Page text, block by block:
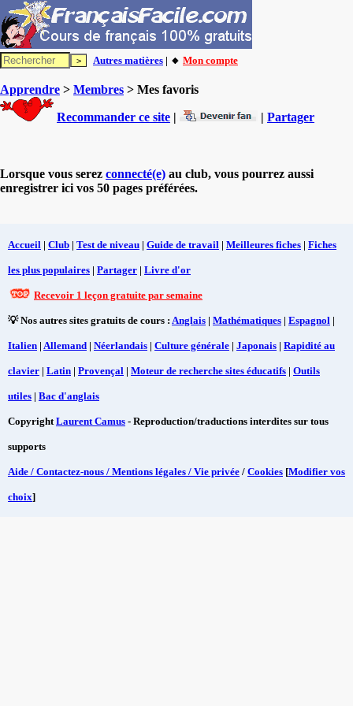
Autres matières | 🔸 Mon compte
Apprendre > Membres > Mes favoris
Recommander ce site | | Partager
Lorsque vous serez connecté(e) au club, vous pourrez aussi
enregistrer ici vos 50 pages préférées.
Accueil | Club | Test de niveau | Guide de travail | Meilleures fiches | Fiches
les plus populaires | Partager | Livre d'or
Recevoir 1 leçon gratuite par semaine
💡 Nos autres sites gratuits de cours : Anglais | Mathématiques | Espagnol |
Italien | Allemand | Néerlandais | Culture générale | Japonais | Rapidité au
clavier | Latin | Provençal | Moteur de recherche sites éducatifs | Outils
utiles | Bac d'anglais
CopyrightLaurent Camus - Reproduction/traductions interdites sur tous
supports
Aide / Contactez-nous / Mentions légales / Vie privée / Cookies [Modifier vos
choix]